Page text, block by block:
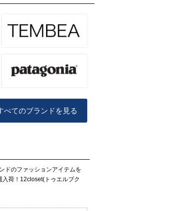
べてのブランドを見る
ドのファッションアイテムを
荷！12closet(トゥエルブク